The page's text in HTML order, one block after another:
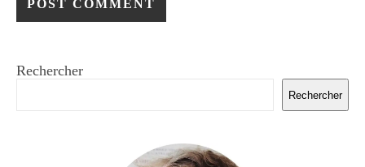
Rechercher
Rechercher